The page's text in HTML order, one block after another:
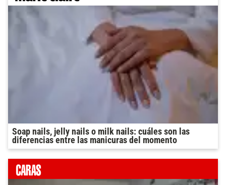
Soap nails, jelly nails o milk nails: cuáles son las
diferencias entre las manicuras del momento